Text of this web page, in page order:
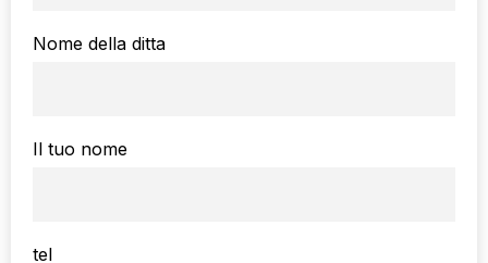
Nome della ditta
Il tuo nome
tel